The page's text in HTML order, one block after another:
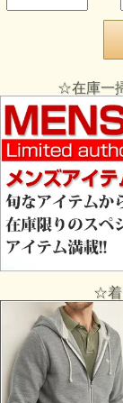
☆在庫一
☆着